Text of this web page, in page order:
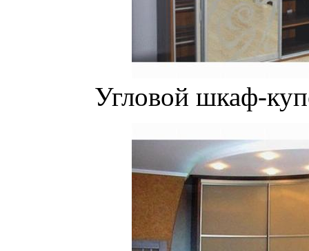
Угловой шкаф-